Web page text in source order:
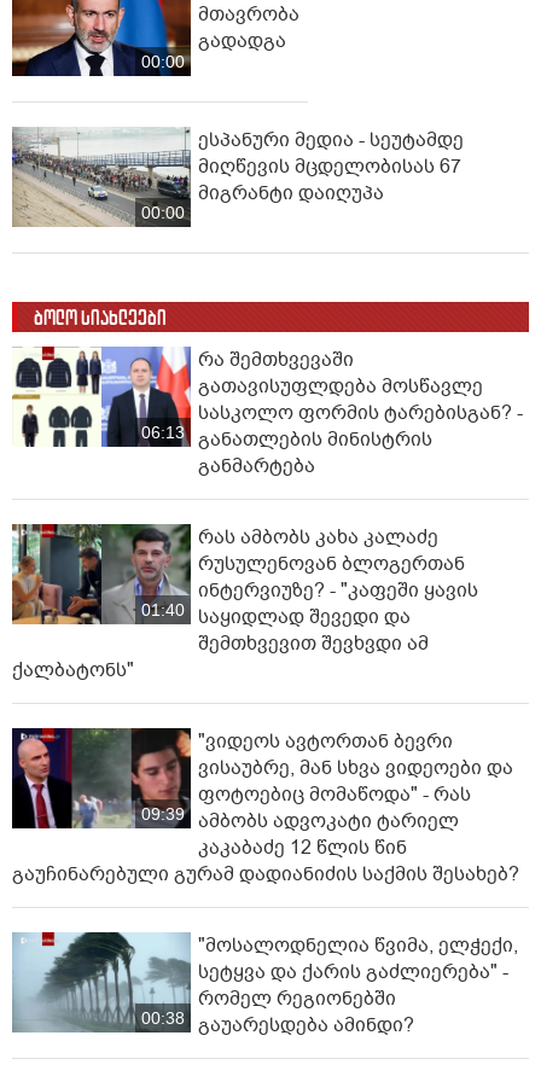
00:00
მთავრობა
გადადგა
00:00
ესპანური მედია - სეუტამდე
მიღწევის მცდელობისას 67
მიგრანტი დაიღუპა
ბოლო სიახლეები
06:13
რა შემთხვევაში
გათავისუფლდება მოსწავლე
სასკოლო ფორმის ტარებისგან? -
განათლების მინისტრის
განმარტება
01:40
რას ამბობს კახა კალაძე
რუსულენოვან ბლოგერთან
ინტერვიუზე? - "კაფეში ყავის
საყიდლად შევედი და
შემთხვევით შევხვდი ამ
ქალბატონს"
09:39
"ვიდეოს ავტორთან ბევრი
ვისაუბრე, მან სხვა ვიდეოები და
ფოტოებიც მომაწოდა" - რას
ამბობს ადვოკატი ტარიელ
კაკაბაძე 12 წლის წინ
გაუჩინარებული გურამ დადიანიძის საქმის შესახებ?
00:38
"მოსალოდნელია წვიმა, ელ­ჭე­ქი,
სე­ტყვა და ქა­რის გაძ­ლი­ე­რე­ბა" -
რომელ რეგიონებში
გაუარესდება ამინდი?